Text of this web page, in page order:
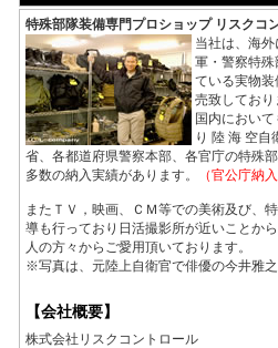
特殊部隊装備専門プロショップ リスクコ
当社は、海外
軍・警察特殊
ている実物
売致しており
国内におい
り 陸 海 空自
省、各都道府県警察本部、各官庁の特殊
多数の納入実績があります。
（官公庁納
またＴＶ，映画、ＣＭ等での美術及び、
導も行っており日活撮影所が近いことか
人の方々からご愛用頂いております。
※写真は、元陸上自衛官で俳優の今井雅
【会社概要】
株式会社リスクコントロール